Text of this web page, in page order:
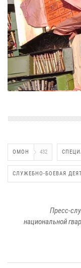
ОМОН 432
СЛУЖЕБНО-БОЕВАЯ
Пресс-
национальной